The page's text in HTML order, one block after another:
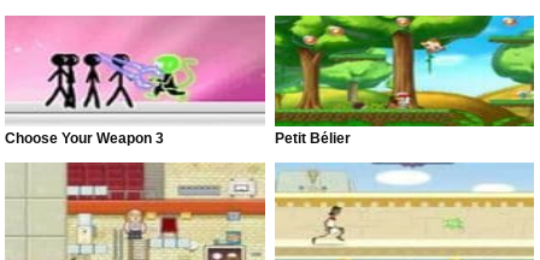
Choose Your Weapon 3 Petit Bélier